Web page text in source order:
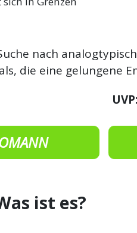
nach
die eine gelungene
UVP:
ist es?